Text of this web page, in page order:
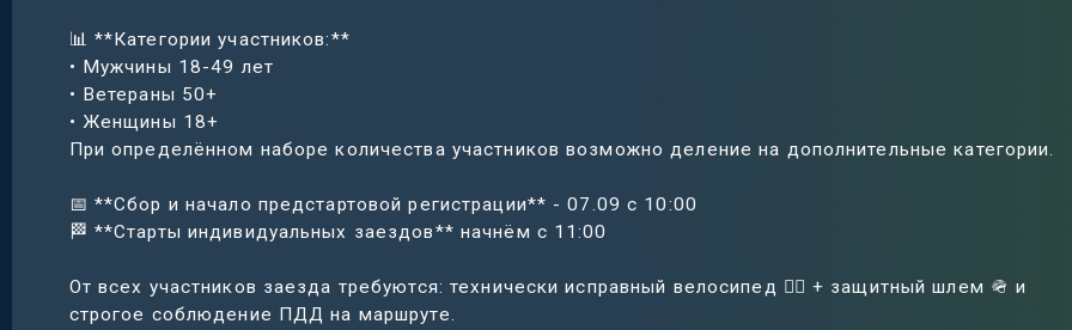
📊 **Категории участников:**
• Мужчины 18-49 лет
• Ветераны 50+
• Женщины 18+
При определённом наборе количества участников возможно деление на дополнительные категории.
📅 **Сбор и начало предстартовой регистрации** - 07.09 с 10:00
🏁 **Старты индивидуальных заездов** начнём с 11:00
От всех участников заезда требуются: технически исправный велосипед 🚴‍♀️ + защитный шлем 🪖 и
строгое соблюдение ПДД на маршруте.